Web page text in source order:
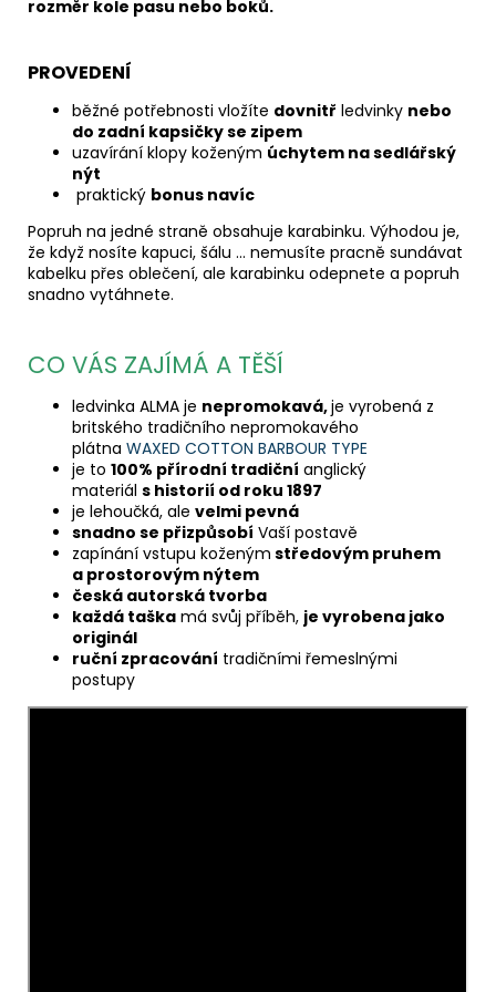
rozměr kole pasu nebo boků.
PROVEDENÍ
běžné potřebnosti vložíte dovnitř ledvinky nebo
do zadní kapsičky se zipem
uzavírání klopy koženým úchytem na sedlářský
nýt
praktický bonus navíc
Popruh na jedné straně obsahuje karabinku. Výhodou je,
že když nosíte kapuci, šálu ... nemusíte pracně sundávat
kabelku přes oblečení, ale karabinku odepnete a popruh
snadno vytáhnete.
CO VÁS ZAJÍMÁ A TĚŠÍ
ledvinka ALMA je nepromokavá,je vyrobená z
britského tradičního nepromokavého
plátna WAXED COTTON BARBOUR TYPE
je to 100% přírodní tradiční anglický
materiál s historií od roku 1897
je lehoučká, ale velmi pevná
snadno se přizpůsobí Vaší postavě
zapínání vstupu koženým středovým pruhem
a prostorovým nýtem
česká autorská tvorba
každá taška má svůj příběh, je vyrobena jako
originál
ruční zpracování tradičními řemeslnými
postupy